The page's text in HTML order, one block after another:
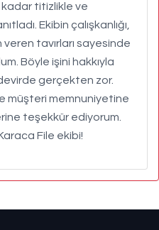
kadar titizlikle ve
Ekibin çalışkanlığı,
veren tavırları sayesinde
Böyle işini hakkıyla
gerçekten zor.
müşteri memnuniyetine
teşekkür ediyorum.
File ekibi!